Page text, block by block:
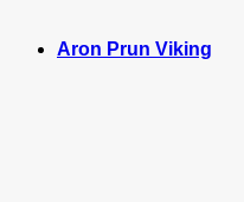
Aron Prun Viking